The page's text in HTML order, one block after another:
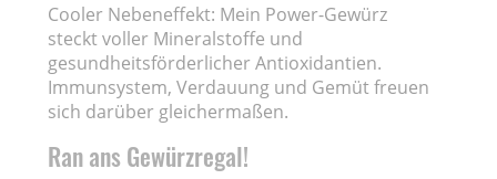
Cooler Nebeneffekt: Mein Power-Gewürz
steckt voller Mineralstoffe und
gesundheitsförderlicher Antioxidantien.
Immunsystem, Verdauung und Gemüt freuen
sich darüber gleichermaßen.
Ran ans Gewürzregal!